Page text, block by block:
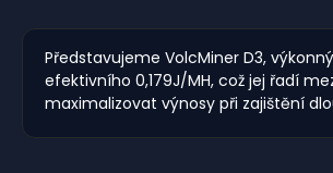
Představujeme VolcMiner D3,
efektivního 0,179J/MH, což jej řadí
maximalizovat výnosy při zajištění